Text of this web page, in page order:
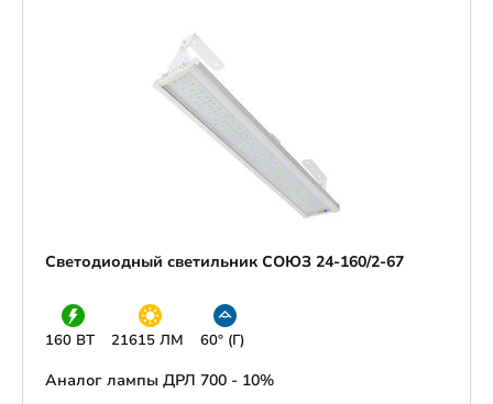
Светодиодный светильник СОЮЗ 24-160/2-67
160 ВТ 21615 ЛМ 60° (Г)
Аналог лампы ДРЛ 700 - 10%